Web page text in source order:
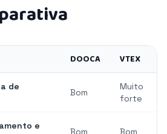
DOOCA VTEX
de
Bom
Muito
forte
e
Bom Bom